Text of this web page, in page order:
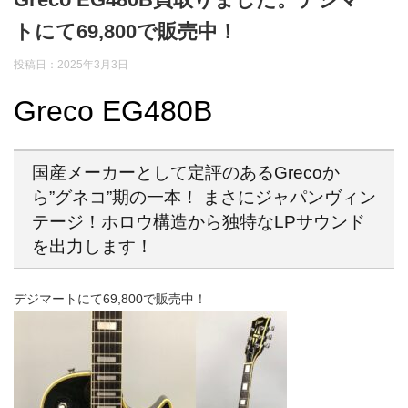
トにて69,800で販売中！
投稿日：2025年3月3日
Greco EG480B
国産メーカーとして定評のあるGrecoか
ら”グネコ”期の一本！ まさにジャパンヴィン
テージ！ホロウ構造から独特なLPサウンド
を出力します！
デジマートにて69,800で販売中！